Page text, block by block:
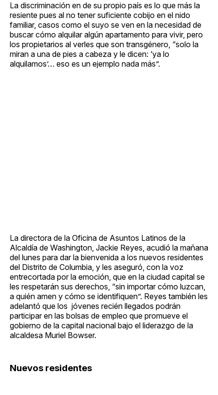
La discriminación en de su propio país es lo que más la
resiente pues al no tener suficiente cobijo en el nido
familiar, casos como el suyo se ven en la necesidad de
buscar cómo alquilar algún apartamento para vivir, pero
los propietarios al verles que son transgénero, “solo la
miran a una de pies a cabeza y le dicen: ‘ya lo
alquilamos’… eso es un ejemplo nada más”.
La directora de la Oficina de Asuntos Latinos de la
Alcaldía de Washington, Jackie Reyes, acudió la mañana
del lunes para dar la bienvenida a los nuevos residentes
del Distrito de Columbia, y les aseguró, con la voz
entrecortada por la emoción, que en la ciudad capital se
les respetarán sus derechos, “sin importar cómo luzcan,
a quién amen y cómo se identifiquen”. Reyes también les
adelantó que los jóvenes recién llegados podrán
participar en las bolsas de empleo que promueve el
gobierno de la capital nacional bajo el liderazgo de la
alcaldesa Muriel Bowser.
Nuevos residentes